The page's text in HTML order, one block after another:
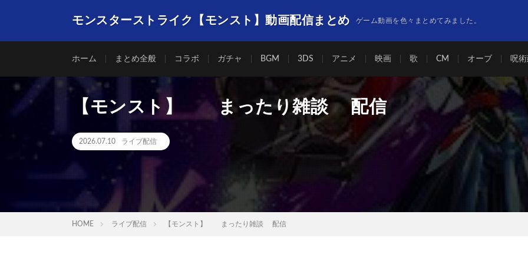
モンスターストライク【モンスト】動画配信まとめ ゲーム動画を色々まとめてみました。
ホーム まとめ全般 コラボ ガチャ BGM 3DS アニメ 映画 歌 CM オーブ 呪
【モンスト】 まったり雑談 配信
2026.07.10 ライブ配信
HOME ライブ配信 【モンスト】 まったり雑談 配信